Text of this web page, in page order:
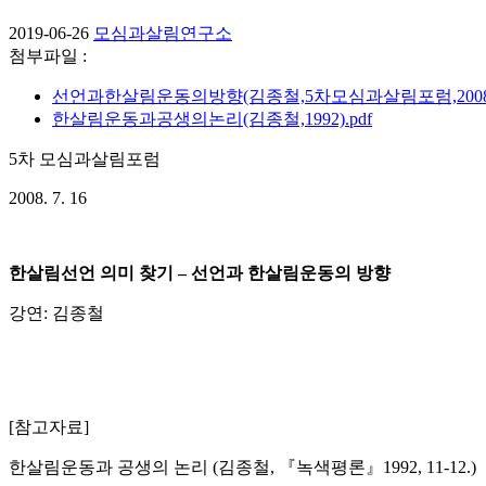
2019-06-26 모심과살림연구소
첨부파일 :
선언과한살림운동의방향(김종철,5차모심과살림포럼
한살림운동과공생의논리(김종철,1992).pdf
5차 모심과살림포럼
2008. 7. 16
한살림선언 의미 찾기 – 선언과 한살림운동의 방향
강연: 김종철
[참고자료]
한살림운동과 공생의 논리 (김종철, 『녹색평론』1992, 11-12.)